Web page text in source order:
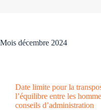
Mois décembre 2024
Date limite pour la
l’équilibre entre les
conseils d’administration